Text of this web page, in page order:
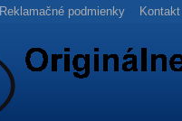
Reklamačné podmienky Kontakt